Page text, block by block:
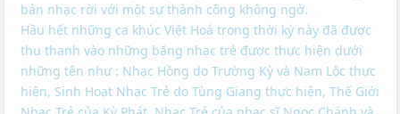
bản nhạc rời với một sự thành công không ngờ.
Hầu hết những ca khúc Việt Hoá trong thời kỳ này đã được
thu thanh vào những băng nhạc trẻ được thực hiện dưới
những tên như : Nhạc Hồng do Trường Kỳ và Nam Lộc thực
hiện, Sinh Hoạt Nhạc Trẻ do Tùng Giang thực hiện, Thế Giới